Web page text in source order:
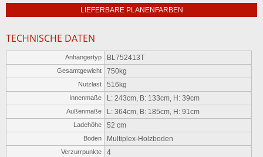
LIEFERBARE PLANENFARBEN
TECHNISCHE DATEN
Anhängertyp BL752413T
Gesamtgewicht 750kg
Nutzlast 516kg
Innenmaße L: 243cm, B: 133cm, H: 39cm
Außenmaße L: 364cm, B: 185cm, H: 91cm
Ladehöhe 52 cm
Boden Multiplex-Holzboden
Verzurrpunkte 4